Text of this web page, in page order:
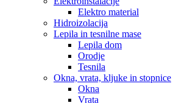
Elektro material
Hidroizolacija
Lepila in tesnilne mase
Lepila dom
Orodje
Tesnila
Okna, vrata, kljuke in stopnice
Okna
Vrata